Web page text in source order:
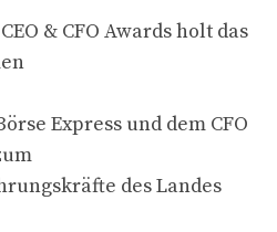
& CFO Awards holt das
Express und dem CFO
des Landes